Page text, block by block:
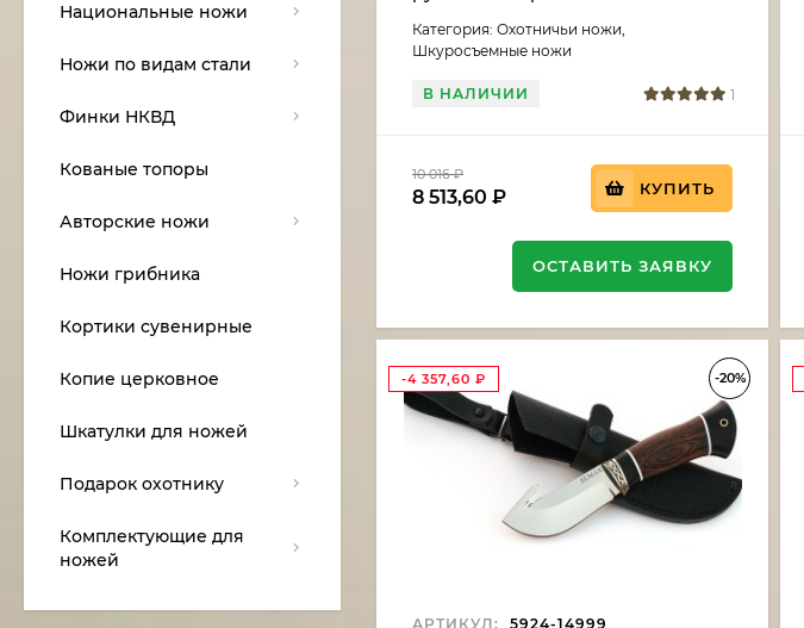
Категория: Охотничьи ножи,
Шкуросъемные ножи
В НАЛИЧИИ 1
10 016₽
8 513,60 ₽ КУПИТЬ
ОСТАВИТЬ ЗАЯВКУ
-20%
-4 357,60 ₽
АРТИКУЛ: 5924-14999
Национальные ножи
Ножи по видам стали
Финки НКВД
Кованые топоры
Авторские ножи
Ножи грибника
Кортики сувенирные
Копие церковное
Шкатулки для ножей
Подарок охотнику
Комплектующие для
ножей